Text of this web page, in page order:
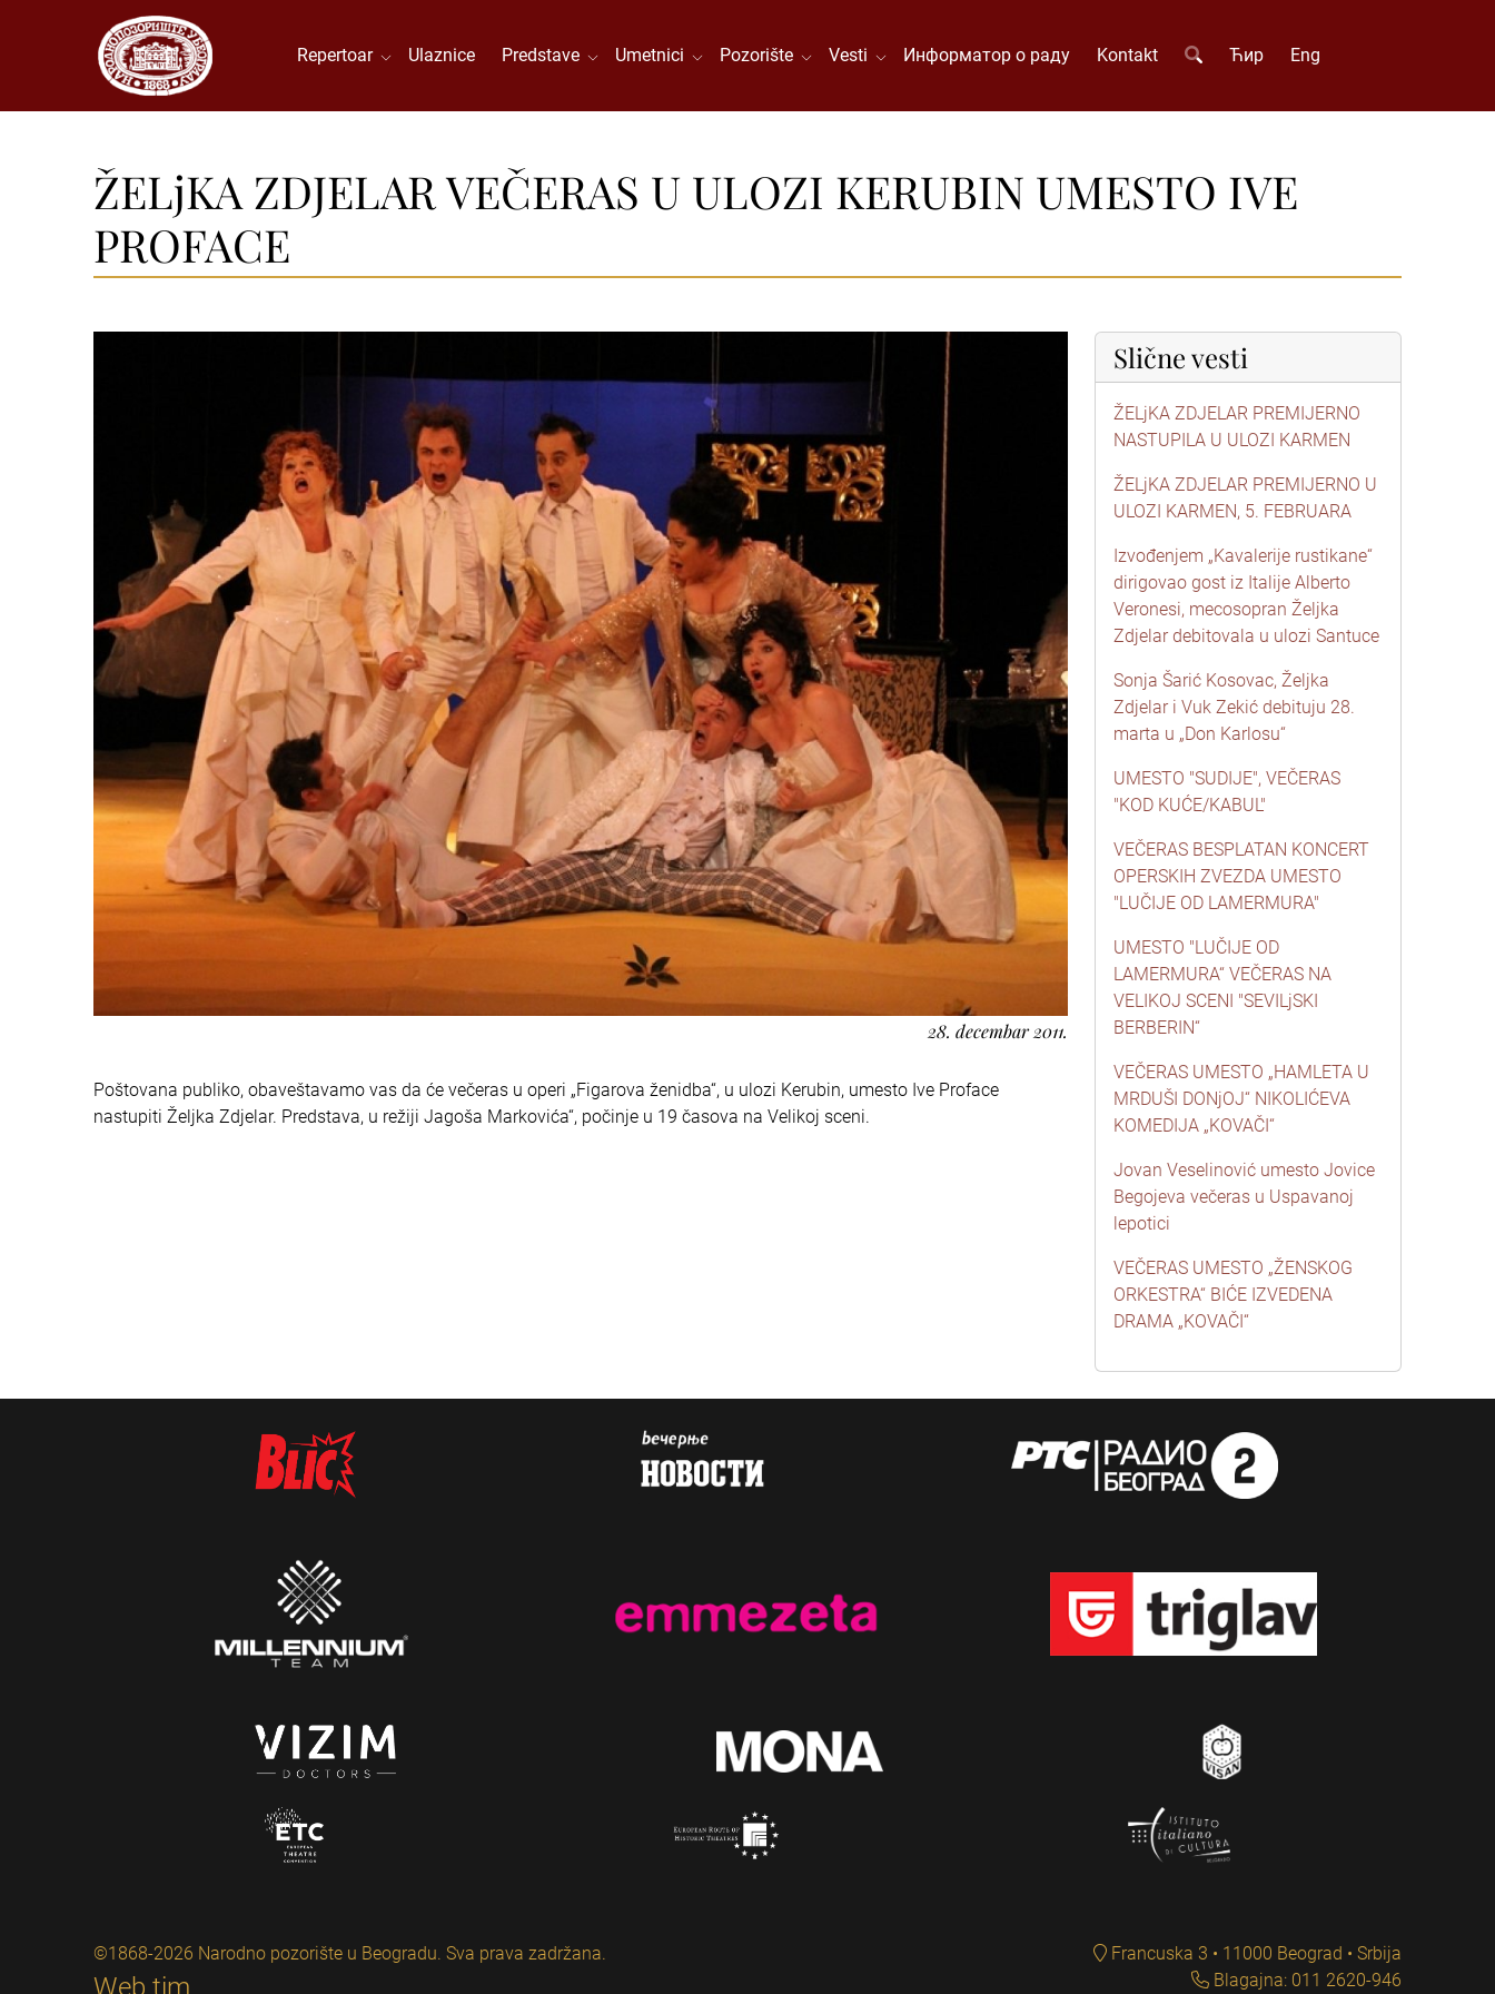
Repertoar Ulaznice Predstave Umetnici Pozorište Vesti Информатор о раду Kontakt Ћир Eng
ŽELjKA ZDJELAR VEČERAS U ULOZI KERUBIN UMESTO IVE
PROFACE
28. decembar 2011.
Poštovana publiko, obaveštavamo vas da će večeras u operi „Figarova ženidba“, u ulozi Kerubin, umesto Ive Proface
nastupiti Željka Zdjelar. Predstava, u režiji Jagoša Markovića“, počinje u 19 časova na Velikoj sceni.
Slične vesti
ŽELjKA ZDJELAR PREMIJERNO
NASTUPILA U ULOZI KARMEN
ŽELjKA ZDJELAR PREMIJERNO U
ULOZI KARMEN, 5. FEBRUARA
Izvođenjem „Kavalerije rustikane“
dirigovao gost iz Italije Alberto
Veronesi, mecosopran Željka
Zdjelar debitovala u ulozi Santuce
Sonja Šarić Kosovac, Željka
Zdjelar i Vuk Zekić debituju 28.
marta u „Don Karlosu“
UMESTO "SUDIJE", VEČERAS
"KOD KUĆE/KABUL"
VEČERAS BESPLATAN KONCERT
OPERSKIH ZVEZDA UMESTO
"LUČIJE OD LAMERMURA"
UMESTO "LUČIJE OD
LAMERMURA“ VEČERAS NA
VELIKOJ SCENI "SEVILjSKI
BERBERIN“
VEČERAS UMESTO „HAMLETA U
MRDUŠI DONjOJ“ NIKOLIĆEVA
KOMEDIJA „KOVAČI“
Jovan Veselinović umesto Jovice
Begojeva večeras u Uspavanoj
lepotici
VEČERAS UMESTO „ŽENSKOG
ORKESTRA“ BIĆE IZVEDENA
DRAMA „KOVAČI“
©1868-2026 Narodno pozorište u Beogradu. Sva prava zadržana.
Web tim
Francuska 3 • 11000 Beograd • Srbija
Blagajna: 011 2620-946